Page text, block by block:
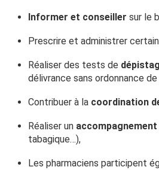
Informer et conseiller sur le
Prescrire et administrer
Réaliser des tests de
délivrance sans ordonnance
Contribuer à la coordination
Réaliser un
tabagique…),
Les pharmaciens participent